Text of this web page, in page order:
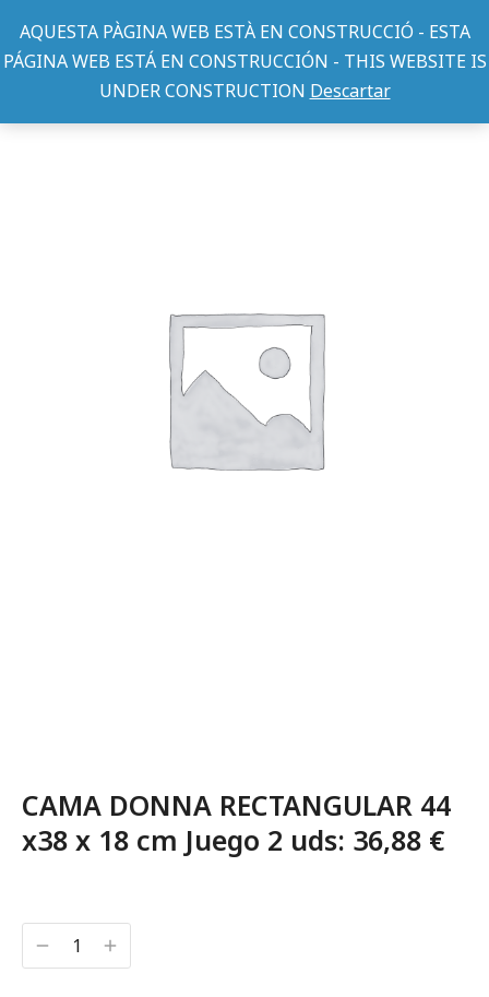
AQUESTA PÀGINA WEB ESTÀ EN CONSTRUCCIÓ - ESTA
PÁGINA WEB ESTÁ EN CONSTRUCCIÓN - THIS WEBSITE IS
UNDER CONSTRUCTION Descartar
CAMA DONNA RECTANGULAR 44
x38 x 18 cm Juego 2 uds: 36,88 €